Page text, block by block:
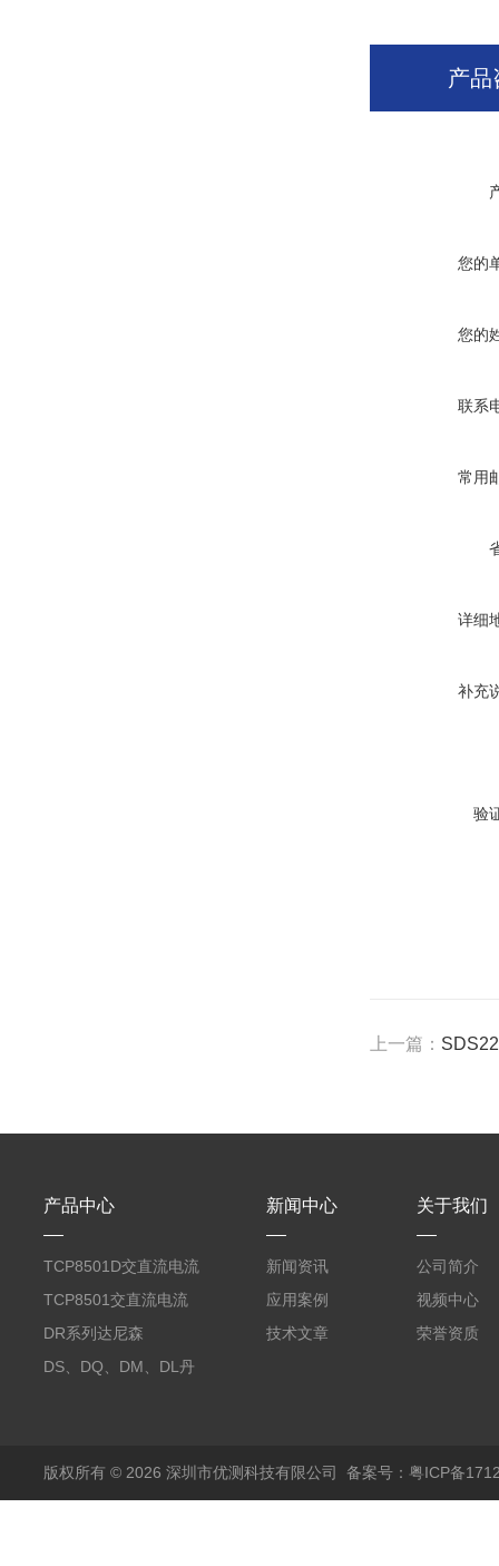
产品
您的
您的
联系
常用
详细
补充
验
上一篇：
产品中心
TCP8501D交直流电流
探头500A
TCP8501交直流电流
探头500A
DR系列达尼森
Danisense高精度电流
DS、DQ、DM、DL丹
新闻中心
新闻资讯
应用案例
技术文章
关于我们
公司简介
视频中心
荣誉资质
版权所有 © 2026 深圳市优测科技有限公司 备案号：粤ICP备